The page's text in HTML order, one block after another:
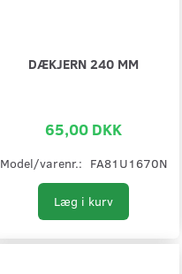
DÆKJERN 240 MM
65,00 DKK
Model/varenr.: FA81U1670N
Læg i kurv